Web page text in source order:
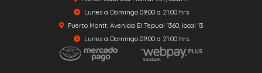
Lunes a Domingo 09:00 a 21:00 hrs
Puerto Montt: Avenida El Tepual 1360, local 13
Lunes a Domingo 09:00 a 21:00 hrs